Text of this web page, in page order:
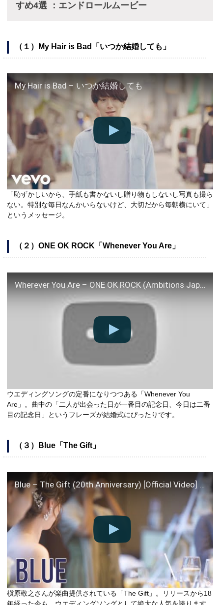
すめ4選 ：エンドロールムービー
（１）My Hair is Bad「いつか結婚しても」
My Hair is Bad – いつか結婚しても
「恥ずかしいから、手紙も書かないし贈り物もしないし写真も撮ら
ない。特別な毎日なんかいらないけど、大切だから毎朝横にいて」
というメッセージ。
（２）ONE OK ROCK「Whenever You Are」
Wherever You Are – ONE OK ROCK (Ambitions Japan Tour Live Mix)
ウエディングソングの定番になりつつある「Whenever You
Are」。曲中の「二人が出会った日が一番目の記念日、今日は二番
目の記念日」というフレーズが結婚式にぴったりです。
（３）Blue「The Gift」
Blue – The Gift (20th Anniversary) [Official Video] (Wedding Ver.)
槇原敬之さんが楽曲提供されている「The Gift」。リリースから18